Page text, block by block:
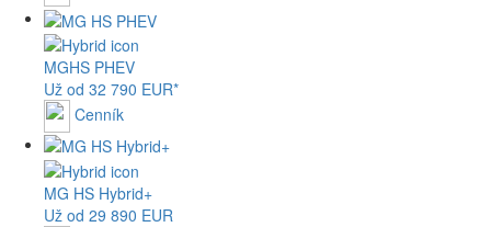
MGHS PHEV
Už od 32 790 EUR*
Cenník
MG HS Hybrid+
Už od 29 890 EUR